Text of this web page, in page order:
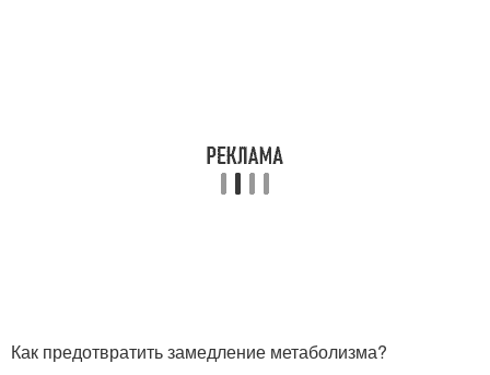
Как предотвратить замедление метаболизма?